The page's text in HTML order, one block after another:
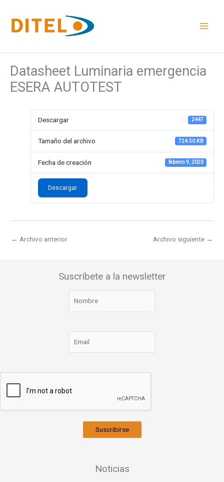
contenido
Datasheet Luminaria emergencia
ESERA AUTOTEST
Descargar 2447
Tamaño del archivo 724.50 KB
Fecha de creación febrero 9, 2023
Descargar
← Archivo anterior Archivo siguiente →
Suscríbete a la newsletter
Suscribirse
Noticias